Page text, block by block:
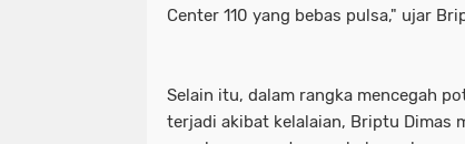
Center 110 yang bebas pulsa," ujar
Selain itu, dalam rangka mencegah
terjadi akibat kelalaian, Briptu Dimas